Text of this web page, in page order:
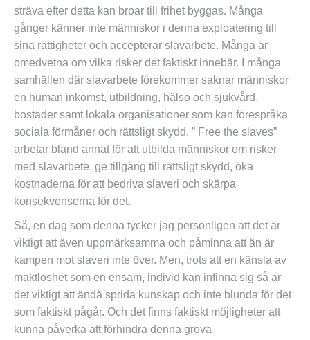
sträva efter detta kan broar till frihet byggas. Många
gånger känner inte människor i denna exploatering till
sina rättigheter och accepterar slavarbete. Många är
omedvetna om vilka risker det faktiskt innebär. I många
samhällen där slavarbete förekommer saknar människor
en human inkomst, utbildning, hälso och sjukvård,
bostäder samt lokala organisationer som kan förespråka
sociala förmåner och rättsligt skydd. ” Free the slaves”
arbetar bland annat för att utbilda människor om risker
med slavarbete, ge tillgång till rättsligt skydd, öka
kostnaderna för att bedriva slaveri och skärpa
konsekvenserna för det.
Så, en dag som denna tycker jag personligen att det är
viktigt att även uppmärksamma och påminna att än är
kampen mot slaveri inte över. Men, trots att en känsla av
maktlöshet som en ensam, individ kan infinna sig så är
det viktigt att ändå sprida kunskap och inte blunda för det
som faktiskt pågår. Och det finns faktiskt möjligheter att
kunna påverka att förhindra denna grova